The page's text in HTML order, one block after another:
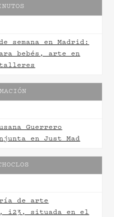
semana en Madrid:
bebés, arte en
Guerrero
en Just Mad
de arte
i23, situada en el